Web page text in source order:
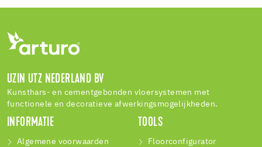
UZIN UTZ NEDERLAND BV
Kunsthars- en cementgebonden vloersystemen met
functionele en decoratieve afwerkingsmogelijkheden.
INFORMATIE
Algemene voorwaarden
TOOLS
Floorconfigurator